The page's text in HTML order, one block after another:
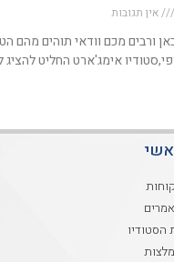
אין תגובות
כבר כאן ורבים מכם וודאי תוהים
אימג'ארט החליט
הסטודיו